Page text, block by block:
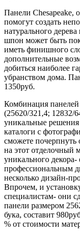
Панели Chesapeake,
помогут создать
натурального
шпон может быть
иметь финишного
дополнительные
добиться наиболее
убранством дома.
1350руб.
Комбинация
(25620/321,4; 12832/
уникальные
каталоги с
сможете почерпнуть
на этот отделочный
уникального
профессиональным
несколько дизайн-
Впрочем, и
специалистам- они
панели размером
бука, составит
% от стоимости